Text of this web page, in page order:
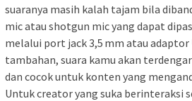
suaranya masih kalah tajam bila
mic atau shotgun mic yang dapat
melalui port jack 3,5 mm atau adaptor
tambahan, suara kamu akan
dan cocok untuk konten yang
Untuk creator yang suka berinteraksi